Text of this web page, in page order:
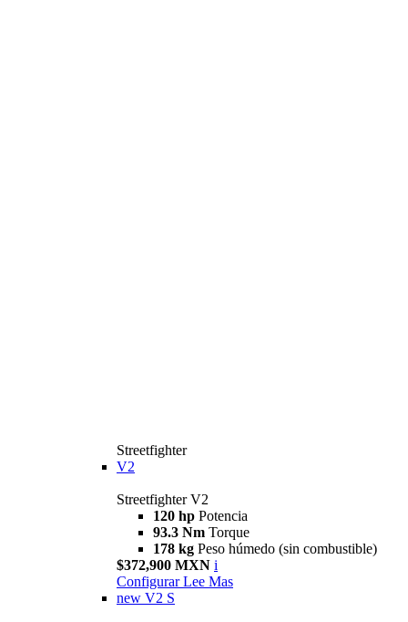
Streetfighter
V2
Streetfighter V2
120 hp Potencia
93.3 Nm Torque
178 kg Peso húmedo (sin combustible)
$372,900 MXN i
Configurar Lee Mas
new V2 S